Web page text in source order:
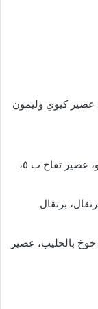
عصير كيوي وليمون
عصير مانجو، عصير طبقات، عصير أفوكادو، عصير تفاح ب ٥،
برتقال
بالحليب، عصير